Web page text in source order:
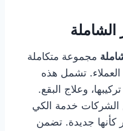
مجموعة متكاملة
العملاء. تشمل هذه
وعلاج البقع.
الشركات خدمة الكي
كأنها جديدة. تضمن